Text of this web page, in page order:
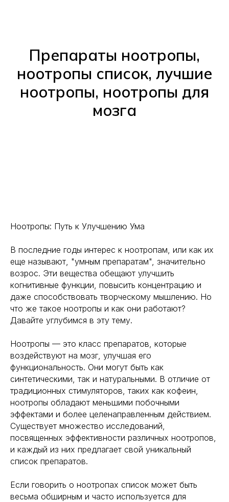
Препараты ноотропы,
ноотропы список, лучшие
ноотропы, ноотропы для
мозга
Ноотропы: Путь к Улучшению Ума
В последние годы интерес к ноотропам, или как их
еще называют, "умным препаратам", значительно
возрос. Эти вещества обещают улучшить
когнитивные функции, повысить концентрацию и
даже способствовать творческому мышлению. Но
что же такое ноотропы и как они работают?
Давайте углубимся в эту тему.
Ноотропы — это класс препаратов, которые
воздействуют на мозг, улучшая его
функциональность. Они могут быть как
синтетическими, так и натуральными. В отличие от
традиционных стимуляторов, таких как кофеин,
ноотропы обладают меньшими побочными
эффектами и более целенаправленным действием.
Существует множество исследований,
посвященных эффективности различных ноотропов,
и каждый из них предлагает свой уникальный
список препаратов.
Если говорить о ноотропах список может быть
весьма обширным и часто используется для